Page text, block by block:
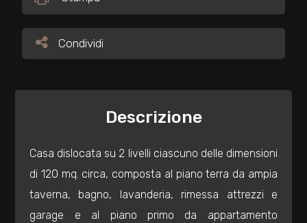
Condividi
Condividi
Descrizione
Casa dislocata su 2 livelli ciascuno delle dimensioni
di 120 mq. circa, composta al piano terra da ampia
taverna, bagno, lavanderia, rimessa attrezzi e
garage e al piano primo da appartamento
Commerciali
Prezzo